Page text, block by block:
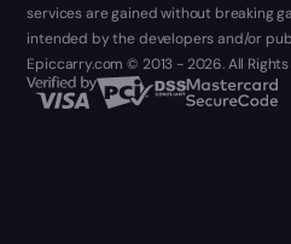
services are gained without breaking
intended by the developers and/or
Epiccarry.com © 2013 - 2026. All Rights